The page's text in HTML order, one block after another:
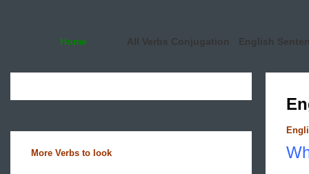
Home All Verbs Conjugation English
More Verbs to look